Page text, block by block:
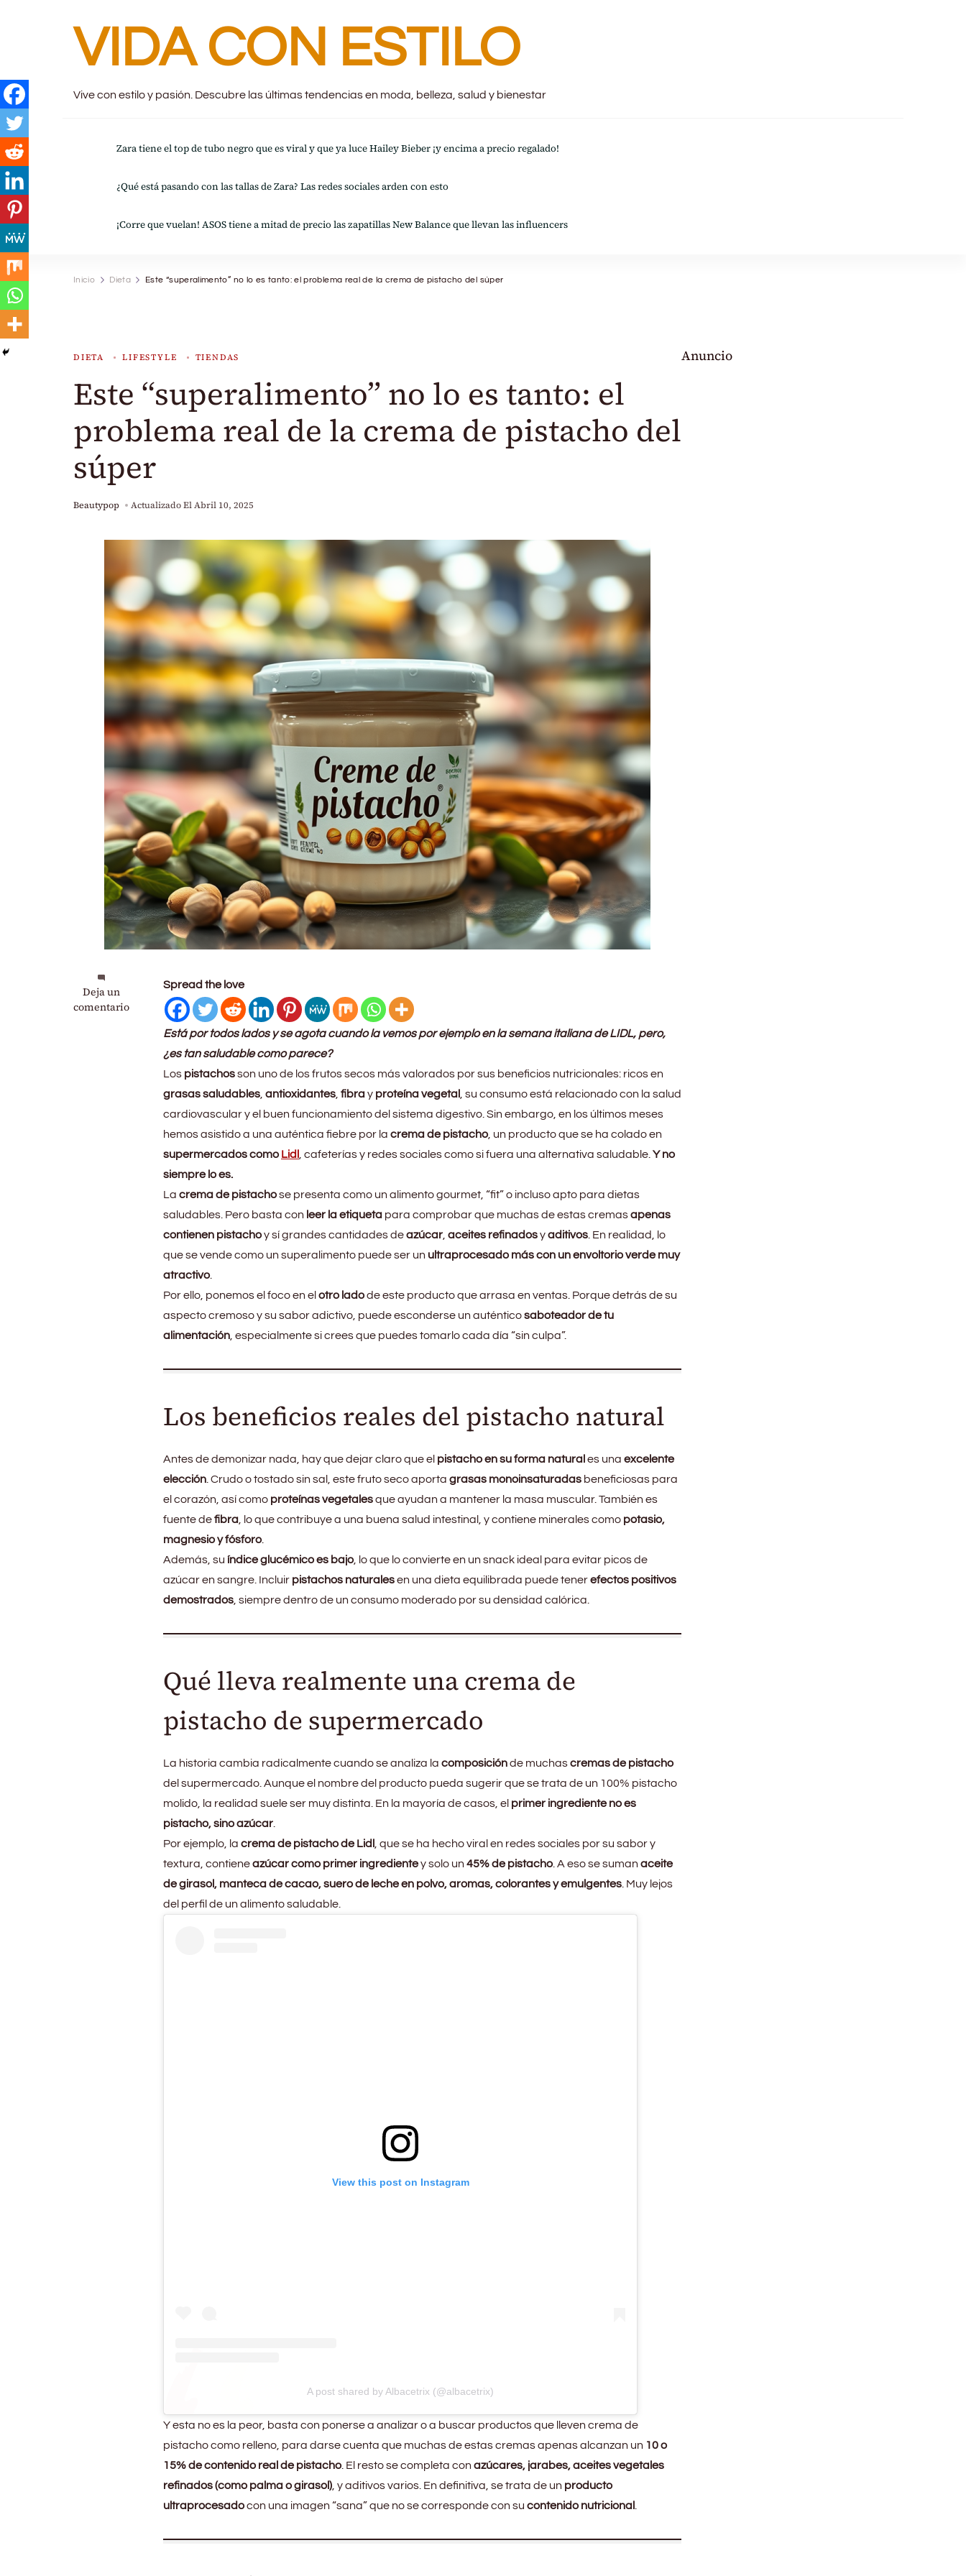
VIDA CON ESTILO
Vive con estilo y pasión. Descubre las últimas tendencias en moda, belleza, salud y bienestar
Zara tiene el top de tubo negro que es viral y que ya luce Hailey Bieber ¡y encima a precio regalado!
¿Qué está pasando con las tallas de Zara? Las redes sociales arden con esto
¡Corre que vuelan! ASOS tiene a mitad de precio las zapatillas New Balance que llevan las influencers
Inicio Dieta Este “superalimento” no lo es tanto: el problema real de la crema de pistacho del súper
DIETA LIFESTYLE TIENDAS
Este “superalimento” no lo es tanto: el
problema real de la crema de pistacho del
súper
Beautypop Actualizado ElAbril 10, 2025
Deja un
comentario
en
Este
“superalimento”
Spread the love
Está por todos lados y se agota cuando la vemos por ejemplo en la semana italiana de LIDL, pero,
¿es tan saludable como parece?
Los pistachosson uno de los frutos secos más valorados por sus beneficios nutricionales: ricos en
grasas saludables antioxidantes fibray proteína vegetal
, su consumo está relacionado con la salud
cardiovascular y el buen funcionamiento del sistema digestivo. Sin embargo, en los últimos meses
hemos asistido a una auténtica fiebre por la crema de pistacho, un producto que se ha colado en
supermercados comoLidl , cafeterías y redes sociales como si fuera una alternativa saludable. Y no
siempre lo es.
La crema de pistachose presenta como un alimento gourmet, “fit” o incluso apto para dietas
saludables. Pero basta con leer la etiqueta para comprobar que muchas de estas cremasapenas
contienen pistachoy sí grandes cantidades deazúcar aceites refinadosyaditivos . En realidad, lo
que se vende como un superalimento puede ser un ultraprocesado más con un envoltorio verde muy
atractivo.
Por ello, ponemos el foco en el otro ladode este producto que arrasa en ventas. Porque detrás de su
aspecto cremoso y su sabor adictivo, puede esconderse un auténticosaboteador de tu
alimentación , especialmente si crees que puedes tomarlo cada día “sin culpa”.
Los beneficios reales del pistacho natural
Antes de demonizar nada, hay que dejar claro que el pistacho en su forma natural es una excelente
elección . Crudo o tostado sin sal, este fruto seco aporta grasas monoinsaturadas beneficiosas para
el corazón, así como proteínas vegetalesque ayudan a mantener la masa muscular. También es
fuente defibra , lo que contribuye a una buena salud intestinal, y contiene minerales como potasio,
magnesio y fósforo.
Además, su índice glucémico es bajo, lo que lo convierte en un snack ideal para evitar picos de
azúcar en sangre. Incluir pistachos naturalesen una dieta equilibrada puede tenerefectos positivos
demostrados , siempre dentro de un consumo moderado por su densidad calórica.
Qué lleva realmente una crema de
pistacho de supermercado
La historia cambia radicalmente cuando se analiza la composiciónde muchascremas de pistacho
del supermercado. Aunque el nombre del producto pueda sugerir que se trata de un 100% pistacho
molido, la realidad suele ser muy distinta. En la mayoría de casos, el primer ingrediente no es
pistacho, sino azúcar
Por ejemplo, la crema de pistacho de Lidl , que se ha hecho viral en redes sociales por su sabor y
textura, contieneazúcar como primer ingredientey solo un 45% de pistacho. A eso se suman aceite
de girasol, manteca de cacao, suero de leche en polvo, aromas, colorantes y emulgentes . Muy lejos
del perfil de un alimento saludable.
View this post on Instagram
A post shared by Albacetrix (@albacetrix)
Y esta no es la peor, basta con ponerse a analizar o a buscar productos que lleven crema de
pistacho como relleno, para darse cuenta que muchas de estas cremas apenas alcanzan un 10 o
15% de contenido real de pistacho. El resto se completa con azúcares, jarabes, aceites vegetales
refinados (como palma o girasol), y aditivos varios. En definitiva, se trata de un producto
ultraprocesadocon una imagen “sana” que no se corresponde con su contenido nutricional.
Anuncio